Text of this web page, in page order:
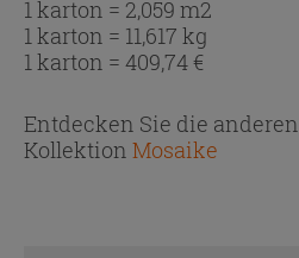
1 karton = 2,059 m2
1 karton = 11,617 kg
1 karton = 409,74€
Entdecken Sie die
Kollektion Mosaike